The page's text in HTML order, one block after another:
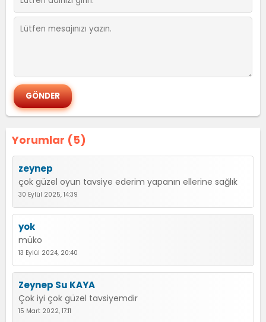
Yorumlar (5)
zeynep
çok güzel oyun tavsiye ederim yapanın ellerine sağlık
30 Eylül 2025, 14:39
yok
müko
13 Eylül 2024, 20:40
Zeynep Su KAYA
Çok iyi çok güzel tavsiyemdir
15 Mart 2022, 17:11